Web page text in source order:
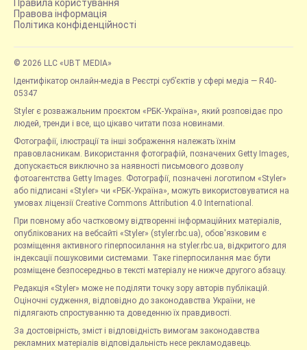
Правила користування
Правова інформація
Політика конфіденційності
© 2026 LLC «UBT MEDIA»
Ідентифікатор онлайн-медіа в Реєстрі суб’єктів у сфері медіа — R40-
05347
Styler є розважальним проєктом «РБК-Україна», який розповідає про
людей, тренди і все, що цікаво читати поза новинами.
Фотографії, ілюстрації та інші зображення належать їхнім
правовласникам. Використання фотографій, позначених Getty Images,
допускається виключно за наявності письмового дозволу
фотоагентства Getty Images. Фотографії, позначені логотипом «Styler»
або підписані «Styler» чи «РБК-Україна», можуть використовуватися на
умовах ліцензії Creative Commons Attribution 4.0 International.
При повному або частковому відтворенні інформаційних матеріалів,
опублікованих на вебсайті «Styler» (styler.rbc.ua), обов'язковим є
розміщення активного гіперпосилання на styler.rbc.ua, відкритого для
індексації пошуковими системами. Таке гіперпосилання має бути
розміщене безпосередньо в тексті матеріалу не нижче другого абзацу.
Редакція «Styler» може не поділяти точку зору авторів публікацій.
Оціночні судження, відповідно до законодавства України, не
підлягають спростуванню та доведенню їх правдивості.
За достовірність, зміст і відповідність вимогам законодавства
рекламних матеріалів відповідальність несе рекламодавець.